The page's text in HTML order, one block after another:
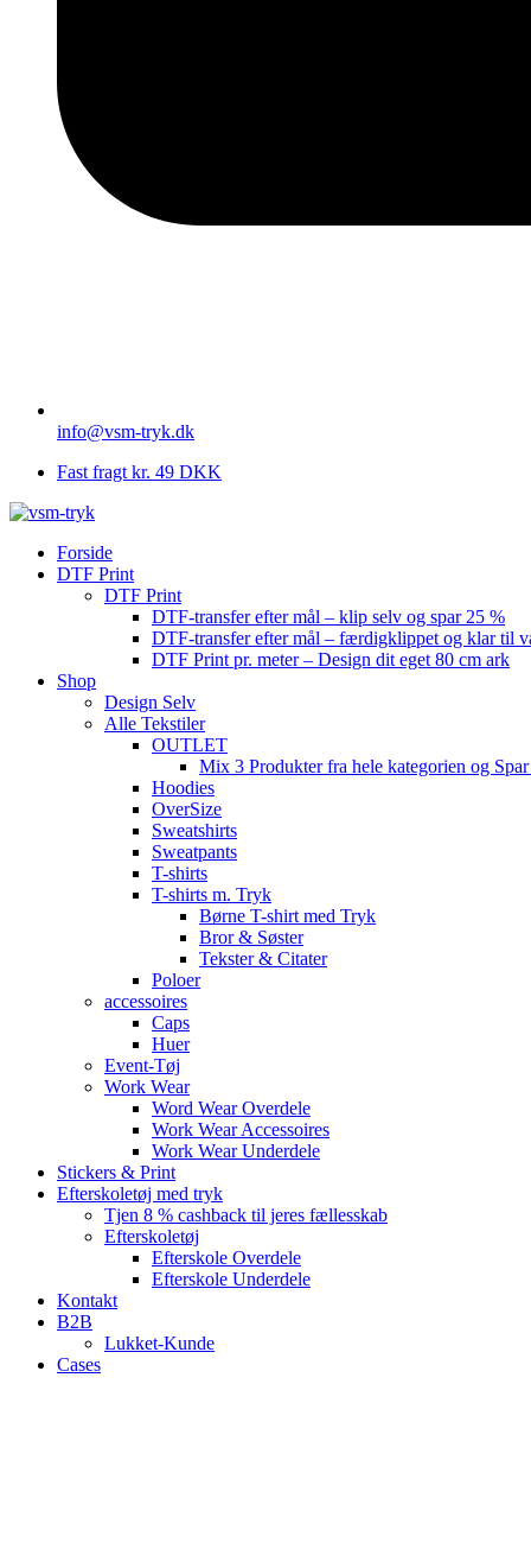
info@vsm-tryk.dk
Fast fragt kr. 49 DKK
Forside
DTF Print
DTF Print
DTF-transfer efter mål – klip selv og spar 25 %
DTF-transfer efter mål – færdigklippet og klar til
DTF Print pr. meter – Design dit eget 80 cm ark
Shop
Design Selv
Alle Tekstiler
OUTLET
Mix 3 Produkter fra hele kategorien og
Hoodies
OverSize
Sweatshirts
Sweatpants
T-shirts
T-shirts m. Tryk
Børne T-shirt med Tryk
Bror & Søster
Tekster & Citater
Poloer
accessoires
Caps
Huer
Event-Tøj
Work Wear
Word Wear Overdele
Work Wear Accessoires
Work Wear Underdele
Stickers & Print
Efterskoletøj med tryk
Tjen 8 % cashback til jeres fællesskab
Efterskoletøj
Efterskole Overdele
Efterskole Underdele
Kontakt
B2B
Lukket-Kunde
Cases